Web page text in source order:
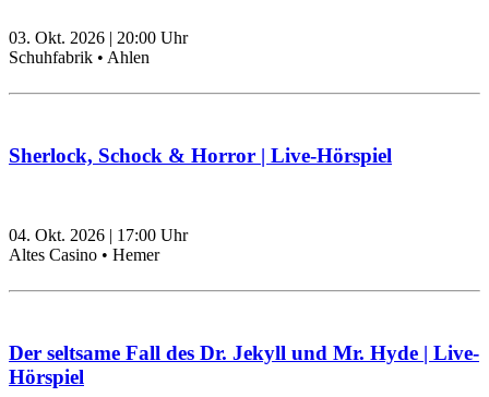
03. Okt. 2026 | 20:00 Uhr
Schuhfabrik • Ahlen
Sherlock, Schock & Horror | Live-Hörspiel
04. Okt. 2026 | 17:00 Uhr
Altes Casino • Hemer
Der seltsame Fall des Dr. Jekyll und Mr. Hyde | Live-
Hörspiel